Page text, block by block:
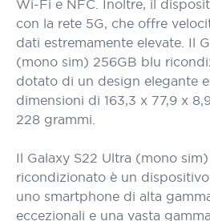
Wi-Fi e NFC. Inoltre, il
con la rete 5G, che offre
dati estremamente elevate. Il
(mono sim) 256GB blu
dotato di un design elegante
dimensioni di 163,3 x 77,9 x
228 grammi.
Il Galaxy S22 Ultra (mono
ricondizionato è un
uno smartphone di alta
eccezionali e una vasta